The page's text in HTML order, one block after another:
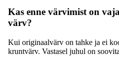
Kas enne värvimist on
värv?
Kui originaalvärv on tahke ja ei
kruntvärv. Vastasel juhul on